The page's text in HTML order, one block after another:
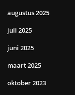
augustus 2025
juli 2025
juni 2025
maart 2025
oktober 2023